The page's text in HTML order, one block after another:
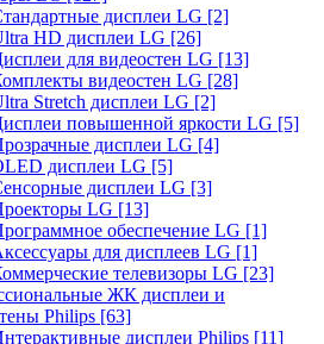
дисплеи LG [2]
HD дисплеи LG [26]
для видеостен LG [13]
видеостен LG [28]
Stretch дисплеи LG [2]
повышенной яркости LG [5]
дисплеи LG [4]
дисплеи LG [5]
дисплеи LG [3]
LG [13]
обеспечение LG [1]
для дисплеев LG [1]
телевизоры LG [23]
ЖК дисплеи и
Philips [63]
дисплеи Philips [11]